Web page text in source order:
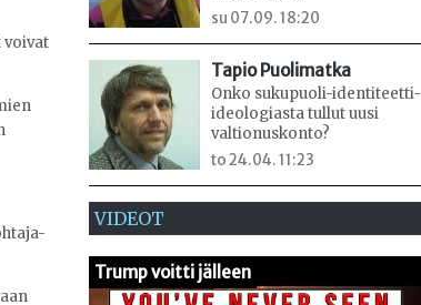
voivat
su 07.09. 18:20
Tapio Puolimatka
Onko sukupuoli-identiteetti-
ideologiasta tullut uusi
valtionuskonto?
to 24.04. 11:23
VIDEOT
Trump voitti jälleen